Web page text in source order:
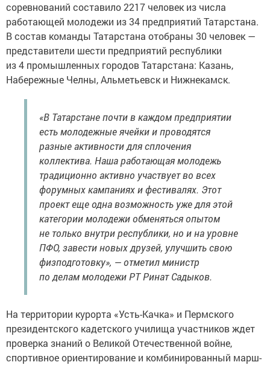
соревнований составило 2217 человек из числа
работающей молодежи из 34 предприятий Татарстана.
В состав команды Татарстана отобраны 30 человек —
представители шести предприятий республики
из 4 промышленных городов Татарстана: Казань,
Набережные Челны, Альметьевск и Нижнекамск.
«В Татарстане почти в каждом предприятии
есть молодежные ячейки и проводятся
разные активности для сплочения
коллектива. Наша работающая молодежь
традиционно активно участвует во всех
форумных кампаниях и фестивалях. Этот
проект еще одна возможность уже для этой
категории молодежи обменяться опытом
не только внутри республики, но и на уровне
ПФО, завести новых друзей, улучшить свою
физподготовку», — отметил министр
по делам молодежи РТ Ринат Садыков.
На территории курорта «Усть-Качка» и Пермского
президентского кадетского училища участников ждет
проверка знаний о Великой Отечественной войне,
спортивное ориентирование и комбинированный марш-